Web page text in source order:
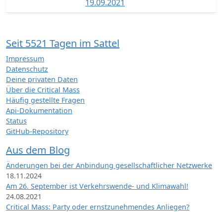
19.09.2021
Seit 5521 Tagen im Sattel
Impressum
Datenschutz
Deine privaten Daten
Über die Critical Mass
Häufig gestellte Fragen
Api-Dokumentation
Status
GitHub-Repository
Aus dem Blog
Änderungen bei der Anbindung gesellschaftlicher Netzwerke
18.11.2024
Am 26. September ist Verkehrswende- und Klimawahl!
24.08.2021
Critical Mass: Party oder ernstzunehmendes Anliegen?